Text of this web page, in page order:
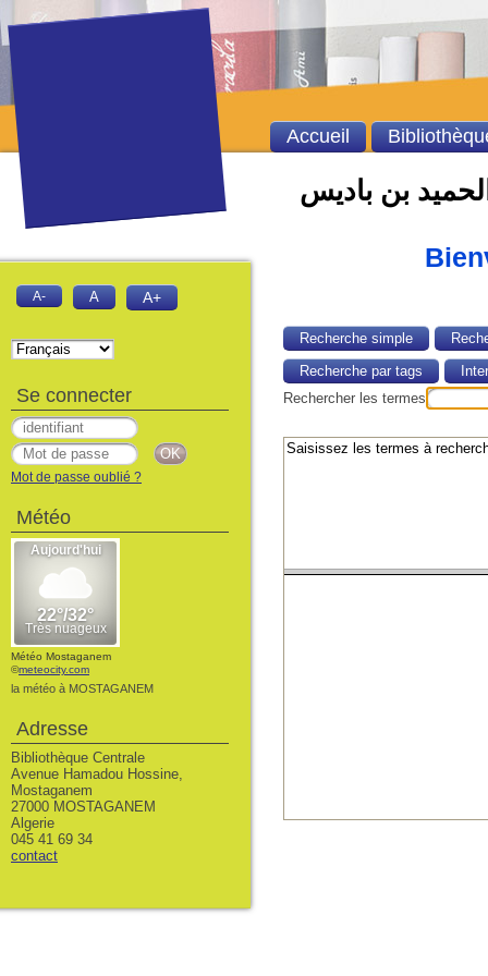
بن باديس
Recherche simple
Recherche par tags
Rechercher les termes
Accueil
A- A A+
Se connecter
Mot de passe oublié ?
Météo
Météo Mostaganem
©meteocity.com
la météo à MOSTAGANEM
Adresse
Bibliothèque Centrale
Avenue Hamadou Hossine,
Mostaganem
27000 MOSTAGANEM
Algerie
045 41 69 34
contact